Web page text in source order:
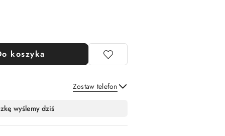
koszyka
Zostaw telefon
wyślemy dziś